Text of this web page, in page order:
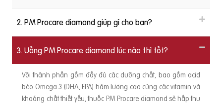
2. PM Procare diamond giúp gì cho bạn?
3. Uống PM Procare diamond lúc nào thì tốt?
Với thành phần gồm đầy đủ các dưỡng chất, bao gồm acid
béo Omega 3 (DHA, EPA) hàm lượng cao cùng các vitamin và
khoáng chất thiết yếu, thuốc PM Procare diamond sẽ hấp thu